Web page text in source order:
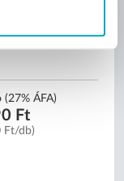
(27% ÁFA)
Ft
Ft/db)